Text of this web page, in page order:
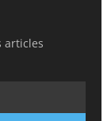
articles